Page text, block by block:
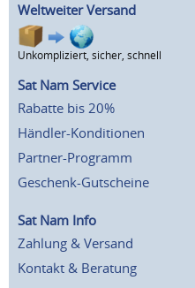
Weltweiter Versand
Unkompliziert, sicher, schnell
Sat Nam Service
Rabatte bis 20%
Händler-Konditionen
Partner-Programm
Geschenk-Gutscheine
Sat Nam Info
Zahlung & Versand
Kontakt & Beratung